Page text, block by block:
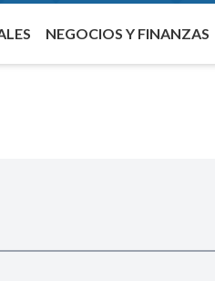
NEGOCIOS Y FINANZAS